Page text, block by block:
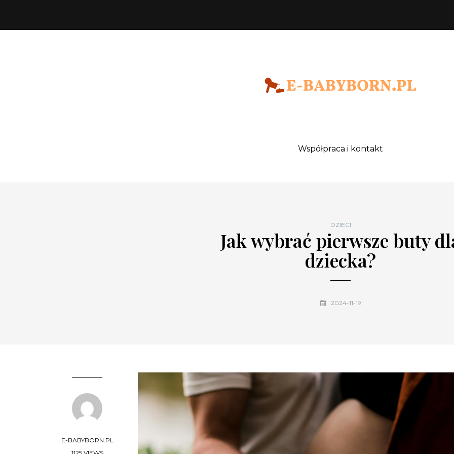
Współpraca i kontakt
DZIECI
Jak wybrać pierwsze buty
dziecka?
2024-11-19
E-BABYBORN.PL